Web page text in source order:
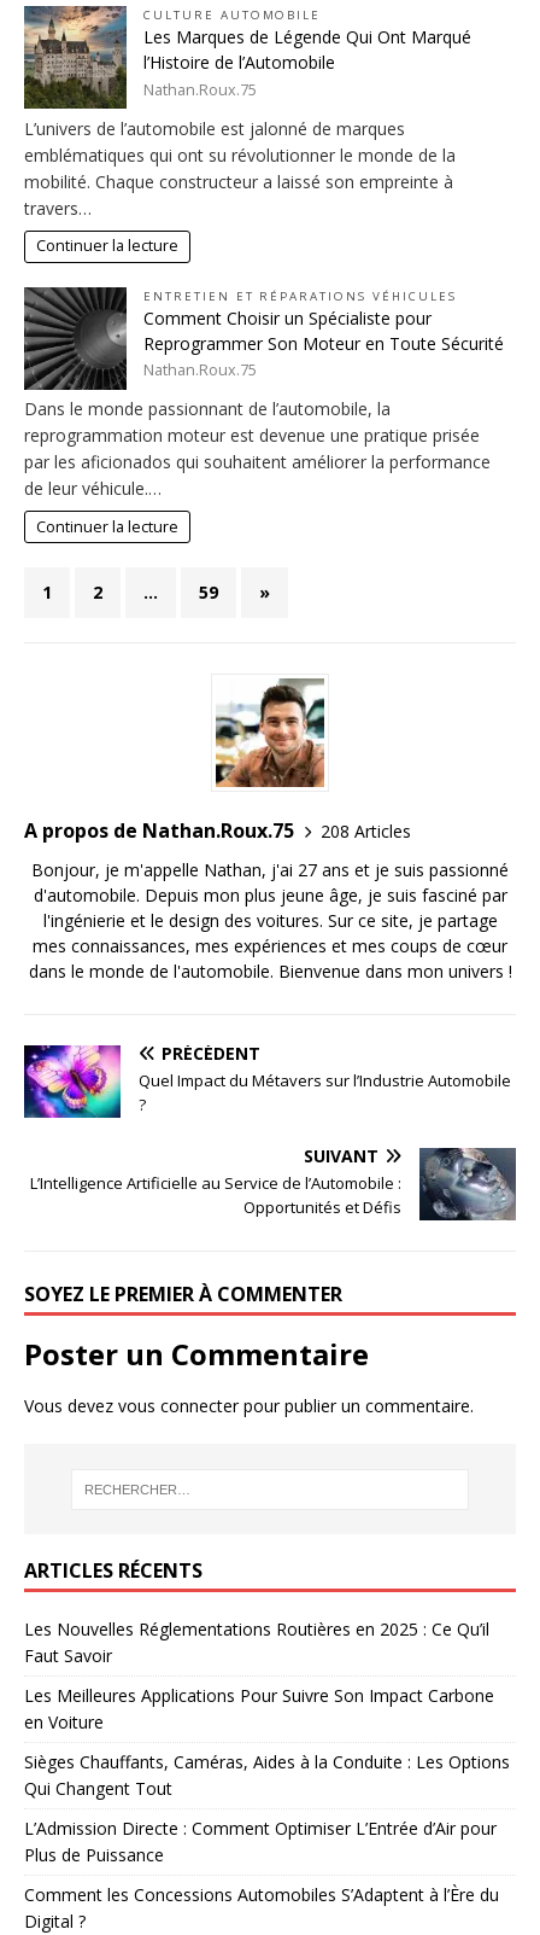
CULTURE AUTOMOBILE
Les Marques de Légende Qui Ont Marqué
l’Histoire de l’Automobile
Nathan.Roux.75
L’univers de l’automobile est jalonné de marques
emblématiques qui ont su révolutionner le monde de la
mobilité. Chaque constructeur a laissé son empreinte à
travers…
Continuer la lecture
ENTRETIEN ET RÉPARATIONS VÉHICULES
Comment Choisir un Spécialiste pour
Reprogrammer Son Moteur en Toute Sécurité
Nathan.Roux.75
Dans le monde passionnant de l’automobile, la
reprogrammation moteur est devenue une pratique prisée
par les aficionados qui souhaitent améliorer la performance
de leur véhicule.…
Continuer la lecture
1 2 … 59 »
A propos de Nathan.Roux.75
208 Articles
Bonjour, je m'appelle Nathan, j'ai 27 ans et je suis passionné
d'automobile. Depuis mon plus jeune âge, je suis fasciné par
l'ingénierie et le design des voitures. Sur ce site, je partage
mes connaissances, mes expériences et mes coups de cœur
dans le monde de l'automobile. Bienvenue dans mon univers !
PRÉCÉDENT
Quel Impact du Métavers sur l’Industrie Automobile
?
SUIVANT
L’Intelligence Artificielle au Service de l’Automobile :
Opportunités et Défis
SOYEZ LE PREMIER À COMMENTER
Poster un Commentaire
Vous devez vous connecterpour publier un commentaire.
ARTICLES RÉCENTS
Les Nouvelles Réglementations Routières en 2025 : Ce Qu’il
Faut Savoir
Les Meilleures Applications Pour Suivre Son Impact Carbone
en Voiture
Sièges Chauffants, Caméras, Aides à la Conduite : Les Options
Qui Changent Tout
L’Admission Directe : Comment Optimiser L’Entrée d’Air pour
Plus de Puissance
Comment les Concessions Automobiles S’Adaptent à l’Ère du
Digital ?